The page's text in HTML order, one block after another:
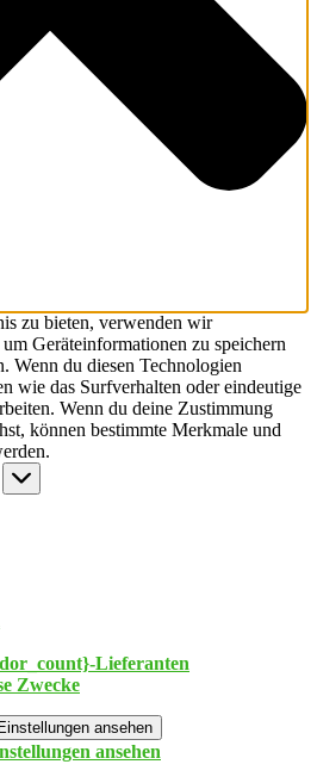
zu bieten, verwenden wir
Geräteinformationen zu speichern
Wenn du diesen Technologien
wie das Surfverhalten oder eindeutige
Wenn du deine Zustimmung
können bestimmte Merkmale und
Lieferanten
Zwecke
Einstellungen ansehen
ansehen